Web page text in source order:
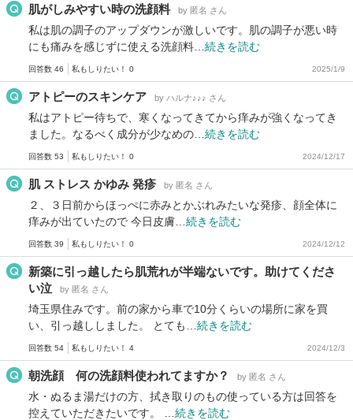
肌がしみやすい時の洗顔料 by 匿名 さん
私は肌の調子のアップダウンが激しいです。肌の調子が悪い時
にも痛みを感じずに使える洗顔料… 続きを読む
回答数 46 私もしりたい！ 0 2025/1/9
アトピーのスキンケア by ハルナ♪♪♪ さん
私はアトピー待ちで、寒くなってきてから痒みが強くなってき
ました。なるべく成分が少なめの… 続きを読む
回答数 53 私もしりたい！ 0 2024/12/17
肌 ストレス かゆみ 発疹 by 匿名 さん
２、３日前からほっぺに赤みとかぶれみたいな発疹、顔全体に
痒みが出ていたので 今日皮膚… 続きを読む
回答数 39 私もしりたい！ 0 2024/12/12
新築に引っ越したら肌荒れが半端ないです。助けてくださ
い泣
by 匿名 さん
埼玉県住みです。前の家から車で10分くらいの場所に家を買
い、引っ越ししました。 とても… 続きを読む
回答数 54 私もしりたい！ 4 2024/12/3
朝洗顔 何の洗顔料使われてますか？ by 匿名 さん
水・ぬるま湯だけの方、拭き取りのもの使っている方は回答を
控えていただきたいです。 … 続きを読む